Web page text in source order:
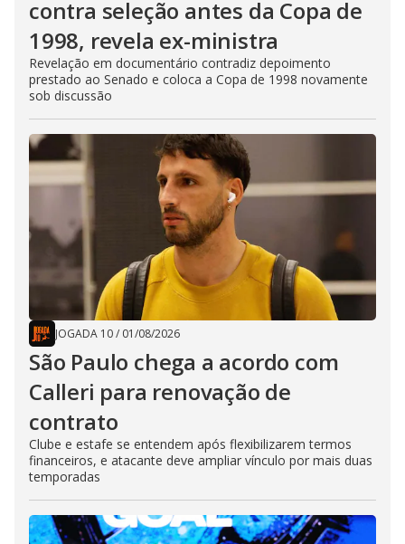
contra seleção antes da Copa de
1998, revela ex-ministra
Revelação em documentário contradiz depoimento
prestado ao Senado e coloca a Copa de 1998 novamente
sob discussão
JOGADA 10/ 01/08/2026
São Paulo chega a acordo com
Calleri para renovação de
contrato
Clube e estafe se entendem após flexibilizarem termos
financeiros, e atacante deve ampliar vínculo por mais duas
temporadas